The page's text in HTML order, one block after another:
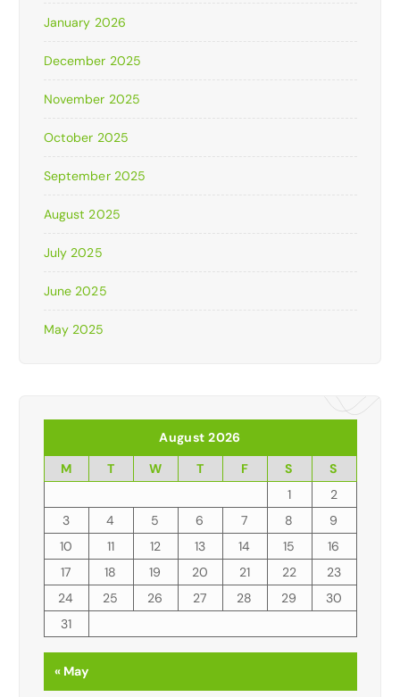
January 2026
December 2025
November 2025
October 2025
September 2025
August 2025
July 2025
June 2025
May 2025
August 2026
M
T W T F S
S
1
2
3
4 5 6 7 8
9
10
11 12 13 14 15
16
17
18 19 20 21 22
23
24
25 26 27 28 29
30
31
« May